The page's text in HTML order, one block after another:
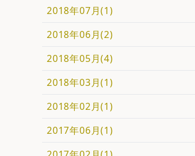
2018年07月(1)
2018年06月(2)
2018年05月(4)
2018年03月(1)
2018年02月(1)
2017年06月(1)